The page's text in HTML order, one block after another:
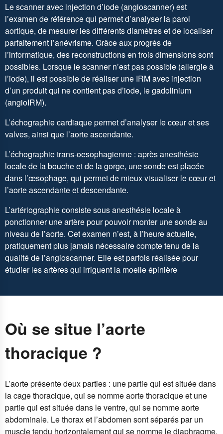
Le scanner avec injection d’iode (angioscanner) est
l’examen de référence qui permet d’analyser la paroi
aortique, de mesurer les différents diamètres et de localiser
parfaitement l’anévrisme. Grâce aux progrès de
l’informatique, des reconstructions en trois dimensions sont
possibles. Lorsque le scanner n’est pas possible (allergie à
l’iode), il est possible de réaliser une IRM avec injection
d’un produit qui ne contient pas d’iode, le gadolinium
(angioIRM).
L’échographie cardiaque permet d’analyser le cœur et ses
valves, ainsi que l’aorte ascendante.
L’échographie trans-oesophagienne : après anesthésie
locale de la bouche et de la gorge, une sonde est placée
dans l’œsophage, qui permet de mieux visualiser le cœur et
l’aorte ascendante et descendante.
L’artériographie consiste sous anesthésie locale à
ponctionner une artère pour pouvoir monter une sonde au
niveau de l’aorte. Cet examen n’est, à l’heure actuelle,
pratiquement plus jamais nécessaire compte tenu de la
qualité de l’angioscanner. Elle est parfois réalisée pour
étudier les artères qui irriguent la moelle épinière
Où se situe l’aorte
thoracique ?
L’aorte présente deux parties : une partie qui est située dans
la cage thoracique, qui se nomme aorte thoracique et une
partie qui est située dans le ventre, qui se nomme aorte
abdominale. Le thorax et l’abdomen sont séparés par un
muscle tendu horizontalement qui se nomme le diaphragme.